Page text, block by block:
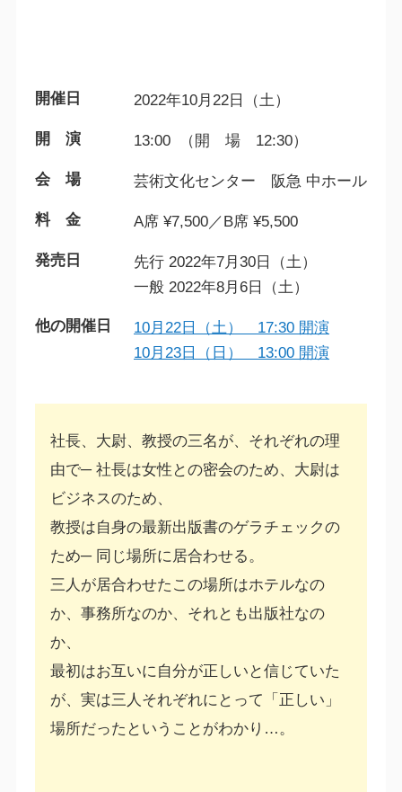
開催日 2022年10月22日（土）
開 演 13:00 （開 場 12:30）
会 場 芸術文化センター 阪急 中ホール
料 金 A席 ¥7,500／B席 ¥5,500
発売日
先行 2022年7月30日（土）
一般 2022年8月6日（土）
他の開催日
10月22日（土） 17:30 開演
10月23日（日） 13:00 開演
社長、大尉、教授の三名が、それぞれの理
由で─ 社長は女性との密会のため、大尉は
ビジネスのため、
教授は自身の最新出版書のゲラチェックの
ため─ 同じ場所に居合わせる。
三人が居合わせたこの場所はホテルなの
か、事務所なのか、それとも出版社なの
か、
最初はお互いに自分が正しいと信じていた
が、実は三人それぞれにとって「正しい」
場所だったということがわかり…。